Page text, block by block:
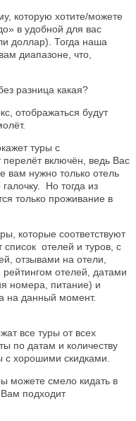
которую хотите/можете
в удобной для вас
доллар). Тогда наша
диапазоне, что,
разница какая?
отображаться будут
туры с
включён, ведь Вас
вам нужно только отель
Но тогда из
только проживание в
которые соответствуют
отелей и туров, с
отзывами на отели,
отелей, датами
номера, питание) и
на данный момент.
все туры от всех
по датам и количеству
с хорошими скидками.
можете смело кидать в
подходит